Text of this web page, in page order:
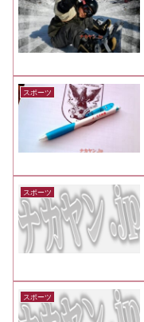
スポーツ
スポーツ
スポーツ